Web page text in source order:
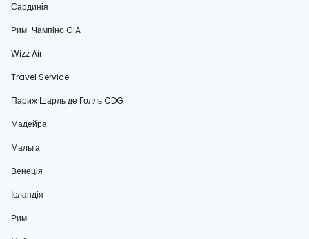
Сардинія
Рим-Чампіно CIA
Wizz Air
Travel Service
Париж Шарль де Голль CDG
Мадейра
Мальта
Венеція
Ісландія
Рим